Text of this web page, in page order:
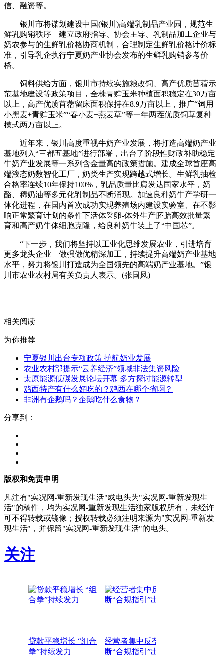
信、融资等。
银川市将谋划建设中国(银川)高端乳制品产业园，规范生
鲜乳购销秩序，建立政府指导、协会主导、乳制品加工企业与
奶农参与的生鲜乳价格协商机制，合理制定生鲜乳价格计价标
准，引导乳企执行宁夏奶产业协会发布的生鲜乳购销参考价
格。
饲料供给方面，银川市持续实施粮改饲、高产优质苜蓿示
范基地建设等政策项目，全株青贮玉米种植面积稳定在30万亩
以上，高产优质苜蓿留床面积保持在8.9万亩以上，推广“饲用
小黑麦+青贮玉米”“春小麦+燕麦草”等一年两茬优质饲草复种
模式两万亩以上。
近年来，银川高度重视牛奶产业发展，将打造高端奶产业
基地列入“三都五基地”进行部署，出台了阶段性财政补助稳定
牛奶产业发展等一系列含金量高的政策措施。建成全球首座高
端液态奶数智化工厂，奶类生产实现跨越式增长。生鲜乳抽检
合格率连续10年保持100%，乳品质量比肩发达国家水平，奶
酪、稀奶油等多元化乳制品不断涌现。加速良种奶牛产学研一
体化进程，在国内首次成功实现养殖场内建设实验室、在不影
响正常繁育计划的条件下活体采卵-体外生产胚胎高效批量繁
育和高产奶牛体细胞克隆，给良种奶牛装上了“中国芯”。
“下一步，我们将坚持以工业化思维发展农业，引进培育
更多龙头企业，做强做优精深加工，持续提升高端奶产业基地
水平，努力将银川打造成为全国领先的高端奶产业基地。”银
川市农业农村局有关负责人表示。(张国凤)
相关阅读
为你推荐
宁夏银川出台专项政策 护航奶业发展
农业农村部提示“云养经济”领域非法集资风险
太原能源低碳发展论坛开幕 多方探讨能源转型
鸡西特产有什么好吃的？鸡西在哪个省啊？
非洲有企鹅吗？企鹅吃什么食物？
分享到：
版权和免责申明
凡注有"实况网-重新发现生活"或电头为"实况网-重新发现生
活"的稿件，均为实况网-重新发现生活独家版权所有，未经许
可不得转载或镜像；授权转载必须注明来源为"实况网-重新发
现生活"，并保留"实况网-重新发现生活"的电头。
关注
贷款平稳增长 “组合
拳”持续发力
经营者集中反垄
断“合规指引”出台